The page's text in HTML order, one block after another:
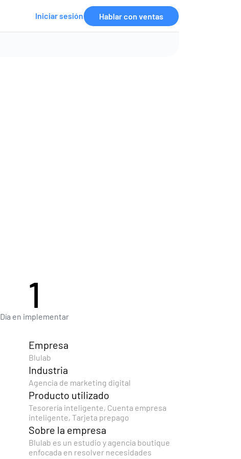
Iniciar sesión Hablar con ventas
1
Día en implementar
Empresa
Blulab
Industria
Agencia de marketing digital
Producto utilizado
Tesorería inteligente, Cuenta empresa
inteligente, Tarjeta prepago
Sobre la empresa
Blulab es un estudio y agencia boutique
enfocada en resolver necesidades